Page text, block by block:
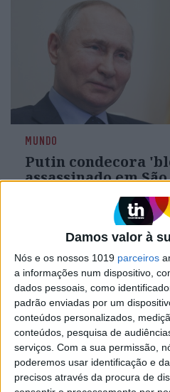
Damos valor à
Nós e os nossos 1019 parceiros
a informações num dispositivo,
dados pessoais, como
padrão enviadas por um
conteúdos personalizados,
conteúdos, pesquisa de
serviços. Com a sua permissão,
poderemos usar identificação e
precisos através da procura de
MUNDO
Putin condecora
assassinado em
O Presidente russo
hoje a título póstumo o
Tatarsky, assassinado
cometido no domingo em